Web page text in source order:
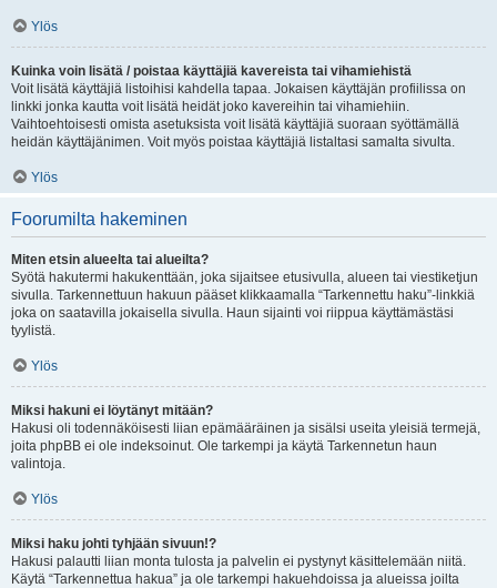
Ylös
Kuinka voin lisätä / poistaa käyttäjiä kavereista tai vihamiehistä
Voit lisätä käyttäjiä listoihisi kahdella tapaa. Jokaisen käyttäjän profiilissa on
linkki jonka kautta voit lisätä heidät joko kavereihin tai vihamiehiin.
Vaihtoehtoisesti omista asetuksista voit lisätä käyttäjiä suoraan syöttämällä
heidän käyttäjänimen. Voit myös poistaa käyttäjiä listaltasi samalta sivulta.
Ylös
Foorumilta hakeminen
Miten etsin alueelta tai alueilta?
Syötä hakutermi hakukenttään, joka sijaitsee etusivulla, alueen tai viestiketjun
sivulla. Tarkennettuun hakuun pääset klikkaamalla “Tarkennettu haku”-linkkiä
joka on saatavilla jokaisella sivulla. Haun sijainti voi riippua käyttämästäsi
tyylistä.
Ylös
Miksi hakuni ei löytänyt mitään?
Hakusi oli todennäköisesti liian epämääräinen ja sisälsi useita yleisiä termejä,
joita phpBB ei ole indeksoinut. Ole tarkempi ja käytä Tarkennetun haun
valintoja.
Ylös
Miksi haku johti tyhjään sivuun!?
Hakusi palautti liian monta tulosta ja palvelin ei pystynyt käsittelemään niitä.
Käytä “Tarkennettua hakua” ja ole tarkempi hakuehdoissa ja alueissa joilta